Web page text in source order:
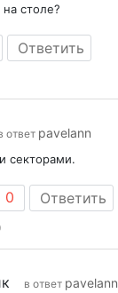
столе?
Ответить
ответ pavelann
секторами.
0 Ответить
в ответ pavelann